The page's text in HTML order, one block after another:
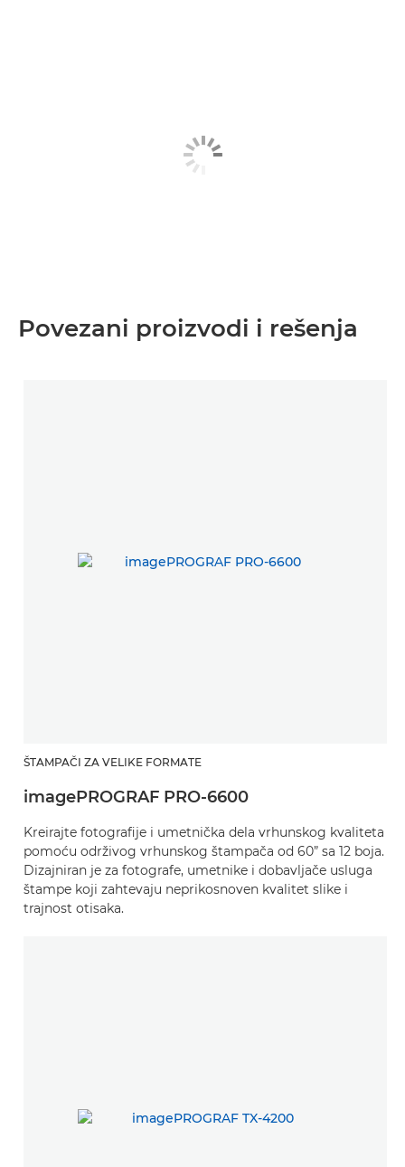
Povezani proizvodi i rešenja
ŠTAMPAČI ZA VELIKE FORMATE
imagePROGRAF PRO-6600
Kreirajte fotografije i umetnička dela vrhunskog kvaliteta
pomoću održivog vrhunskog štampača od 60” sa 12 boja.
Dizajniran je za fotografe, umetnike i dobavljače usluga
štampe koji zahtevaju neprikosnoven kvalitet slike i
trajnost otisaka.